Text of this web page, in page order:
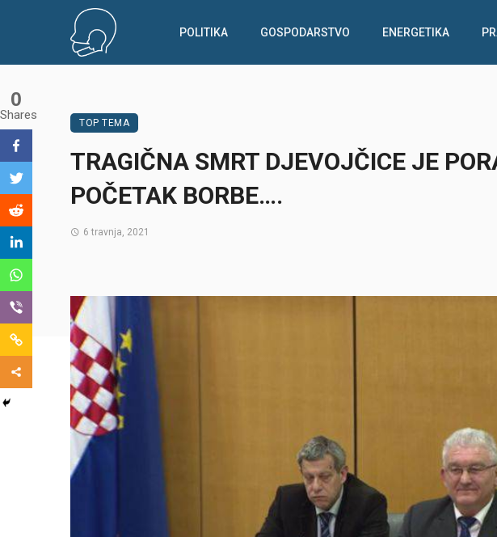
POLITIKA GOSPODARSTVO ENERGETIKA
TOP TEMA
TRAGIČNA SMRT DJEVOJČICE JE
POČETAK BORBE….
6 travnja, 2021
0
Shares